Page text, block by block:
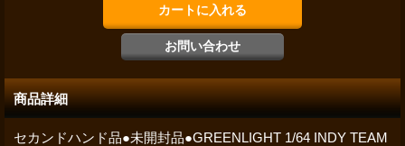
商品詳細
セカンドハンド品●未開封品●GREENLIGHT 1/64 INDY TEAM